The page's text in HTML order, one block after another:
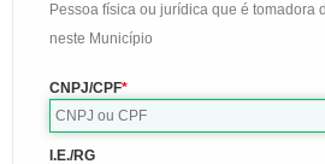
Pessoa física ou jurídica que é tomadora
neste Município
CNPJ/CPF
I.E./RG